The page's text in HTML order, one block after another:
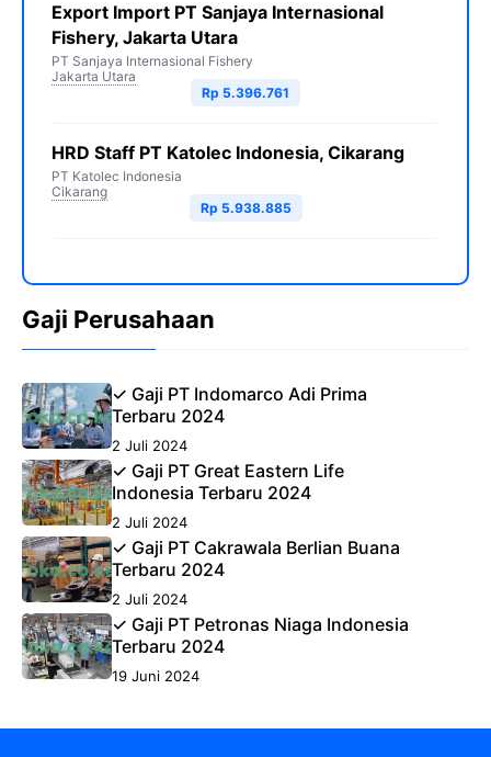
Export Import PT Sanjaya Internasional
Fishery, Jakarta Utara
PT Sanjaya Internasional Fishery
Jakarta Utara
Rp 5.396.761
HRD Staff PT Katolec Indonesia, Cikarang
PT Katolec Indonesia
Cikarang
Rp 5.938.885
Gaji Perusahaan
✓ Gaji PT Indomarco Adi Prima
Terbaru 2024
2 Juli 2024
✓ Gaji PT Great Eastern Life
Indonesia Terbaru 2024
2 Juli 2024
✓ Gaji PT Cakrawala Berlian Buana
Terbaru 2024
2 Juli 2024
✓ Gaji PT Petronas Niaga Indonesia
Terbaru 2024
19 Juni 2024